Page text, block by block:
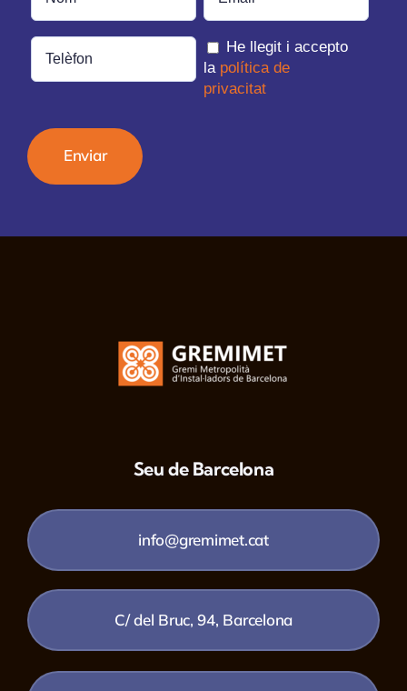
He llegit i accepto
la política de
privacitat
Seu de Barcelona
info@gremimet.cat
C/ del Bruc, 94, Barcelona